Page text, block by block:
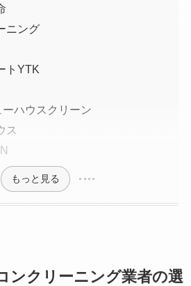
ニング
トYTK
ハウスクリーン
ス
もっと見る
ンクリーニング業者の選